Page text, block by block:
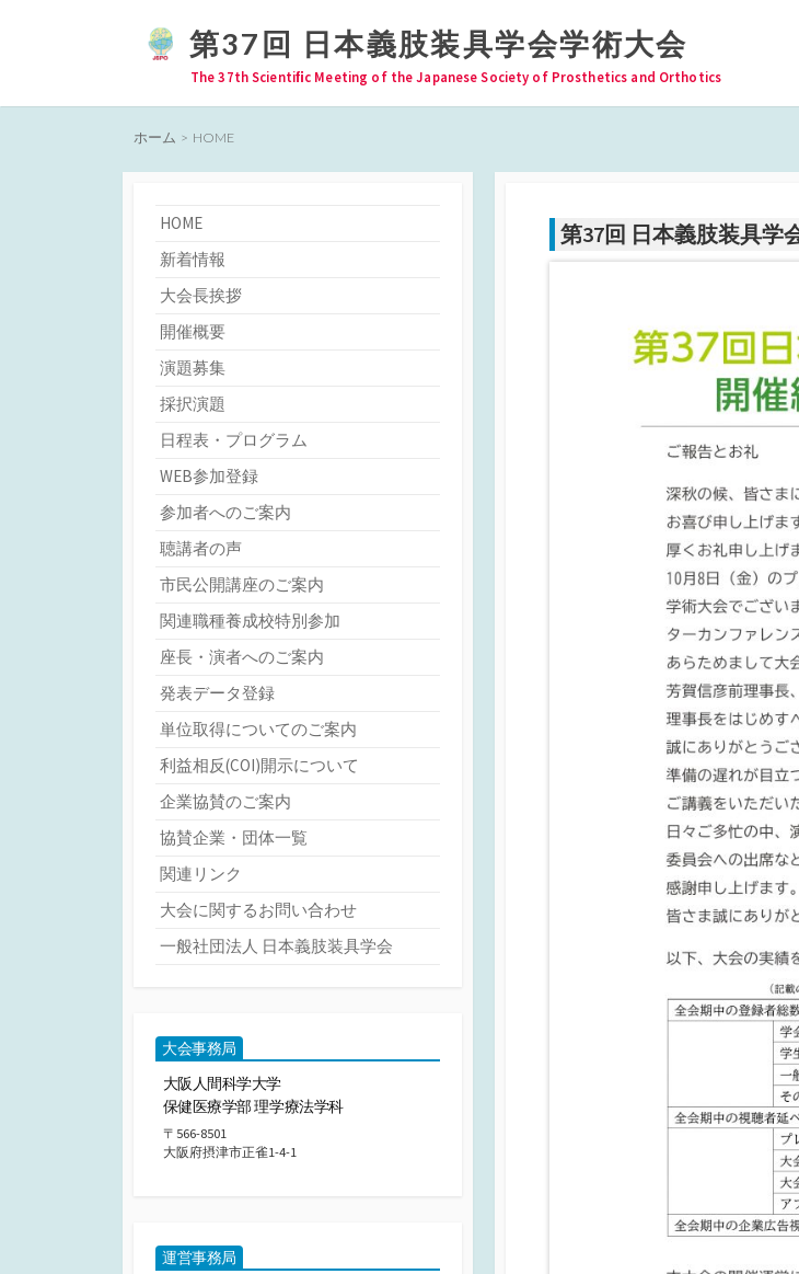
第37回 日本義肢装具学会学術大会
The 37th Scientiﬁc Meeting of the Japanese Society of Prosthetics and Orthotics
ホーム > HOME
第37回 日本義肢装具学
HOME
新着情報
大会長挨拶
開催概要
演題募集
採択演題
日程表・プログラム
WEB参加登録
参加者へのご案内
聴講者の声
市民公開講座のご案内
関連職種養成校特別参加
座長・演者へのご案内
発表データ登録
単位取得についてのご案内
利益相反(COI)開示について
企業協賛のご案内
協賛企業・団体一覧
関連リンク
大会に関するお問い合わせ
一般社団法人 日本義肢装具学会
大会事務局
大阪人間科学大学
保健医療学部 理学療法学科
〒566-8501
大阪府摂津市正雀1-4-1
運営事務局